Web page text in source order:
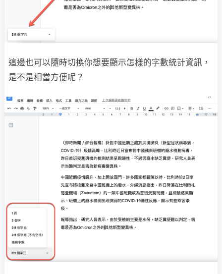
這邊也可以隨時切換你想要顯示怎樣的字數統計資訊，
是不是相當方便呢？